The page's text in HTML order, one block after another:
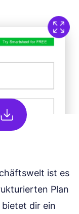
ist es
Plan
bietet dir ein